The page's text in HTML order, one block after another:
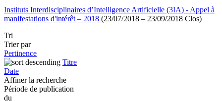
Instituts Interdisciplinaires d’Intelligence Artificielle (3IA) - Appel à
manifestations d'intérêt – 2018 (23/07/2018 – 23/09/2018 Clos)
Tri
Trier par
Pertinence
Titre
Date
Affiner la recherche
Période de publication
du